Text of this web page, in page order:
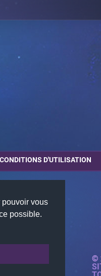
vous
possible.
CONDITIONS D'UTILISATION
©